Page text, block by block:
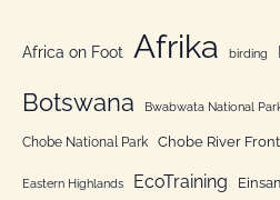
c
g
o
i
e
Africa on Foot Afrika birding
Botswana Bwabwata National
Chobe National Park Chobe River Front
Eastern Highlands EcoTraining